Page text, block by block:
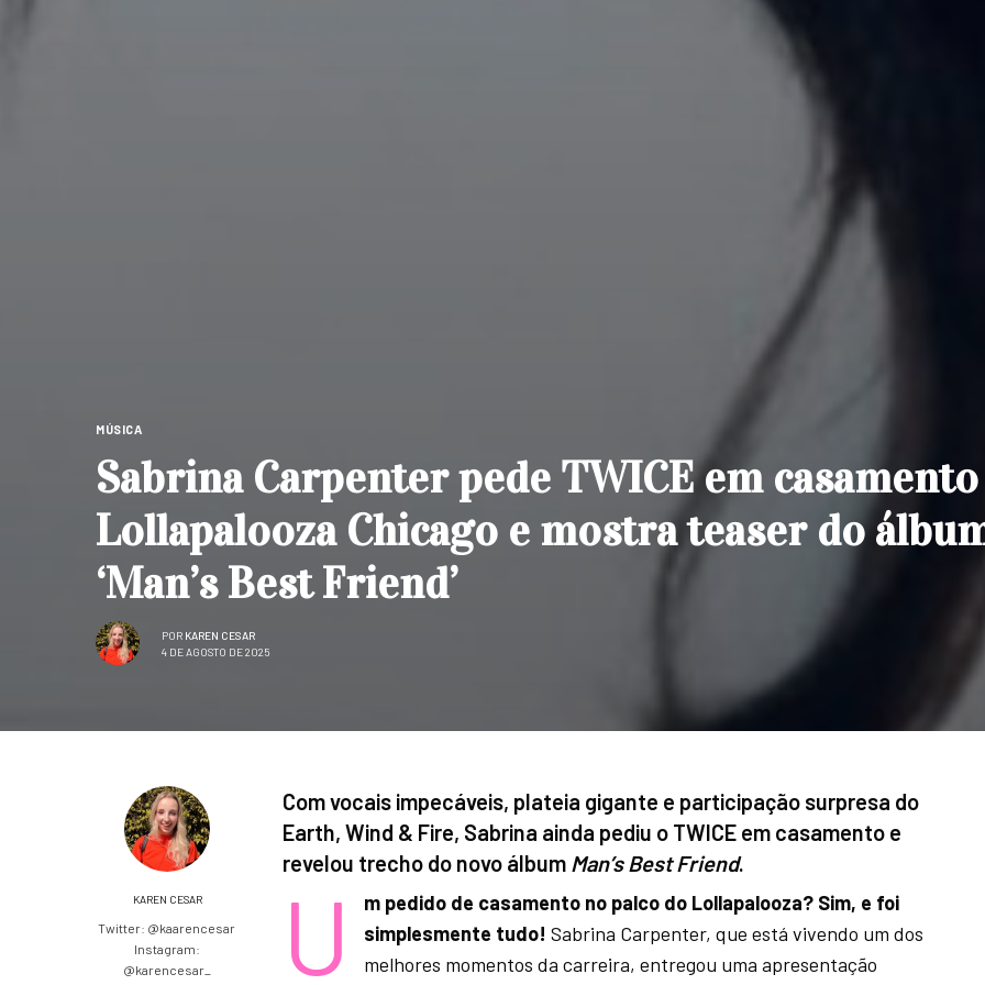
MÚSICA
Sabrina Carpenter pede TWICE em
Lollapalooza Chicago e mostra teaser do
‘Man’s Best Friend’
POR KAREN CESAR
4 DE AGOSTO DE 2025
KAREN CESAR
Twitter: @kaarencesar
Instagram:
@karencesar_
Com vocais impecáveis, plateia gigante e participação surpresa do
Earth, Wind & Fire, Sabrina ainda pediu o TWICE em casamento e
revelou trecho do novo álbum Man’s Best Friend.
U
m pedido de casamento no palco do Lollapalooza? Sim, e foi
simplesmente tudo! Sabrina Carpenter, que está vivendo um dos
melhores momentos da carreira, entregou uma apresentação